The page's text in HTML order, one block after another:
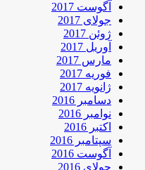
آگوست 2017
جولای 2017
ژوئن 2017
آوریل 2017
مارس 2017
فوریه 2017
ژانویه 2017
دسامبر 2016
نوامبر 2016
اکتبر 2016
سپتامبر 2016
آگوست 2016
جولای 2016